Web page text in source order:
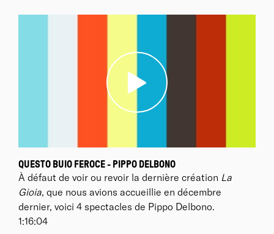
QUESTO BUIO FEROCE - PIPPO DELBONO
À défaut de voir ou revoir la dernière création La
Gioia, que nous avions accueillie en décembre
dernier, voici 4 spectacles de Pippo Delbono.
1:16:04